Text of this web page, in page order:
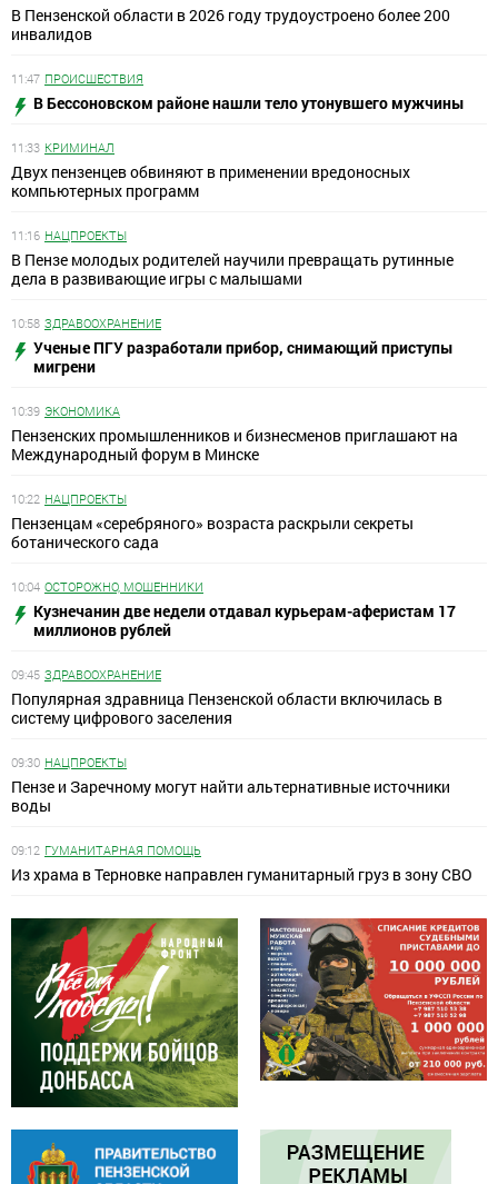
В Пензенской области в 2026 году трудоустроено более 200
инвалидов
11:47 ПРОИСШЕСТВИЯ
В Бессоновском районе нашли тело утонувшего мужчины
11:33 КРИМИНАЛ
Двух пензенцев обвиняют в применении вредоносных
компьютерных программ
11:16 НАЦПРОЕКТЫ
В Пензе молодых родителей научили превращать рутинные
дела в развивающие игры с малышами
10:58 ЗДРАВООХРАНЕНИЕ
Ученые ПГУ разработали прибор, снимающий приступы
мигрени
10:39 ЭКОНОМИКА
Пензенских промышленников и бизнесменов приглашают на
Международный форум в Минске
10:22 НАЦПРОЕКТЫ
Пензенцам «серебряного» возраста раскрыли секреты
ботанического сада
10:04 ОСТОРОЖНО, МОШЕННИКИ
Кузнечанин две недели отдавал курьерам-аферистам 17
миллионов рублей
09:45 ЗДРАВООХРАНЕНИЕ
Популярная здравница Пензенской области включилась в
систему цифрового заселения
09:30 НАЦПРОЕКТЫ
Пензе и Заречному могут найти альтернативные источники
воды
09:12 ГУМАНИТАРНАЯ ПОМОЩЬ
Из храма в Терновке направлен гуманитарный груз в зону СВО